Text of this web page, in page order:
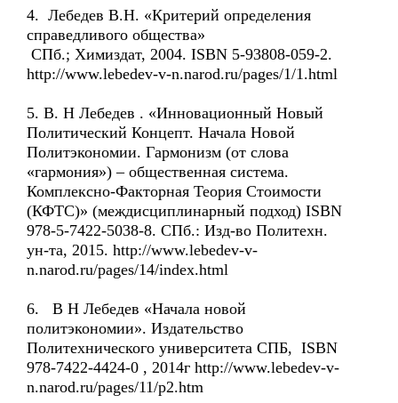
4. Лебедев В.Н. «Критерий определения
справедливого общества»
СПб.; Химиздат, 2004. ISBN 5-93808-059-2.
http://www.lebedev-v-n.narod.ru/pages/1/1.html
5. В. Н Лебедев . «Инновационный Новый
Политический Концепт. Начала Новой
Политэкономии. Гармонизм (от слова
«гармония») – общественная система.
Комплексно-Факторная Теория Стоимости
(КФТС)» (междисциплинарный подход) ISBN
978-5-7422-5038-8. СПб.: Изд-во Политехн.
ун-та, 2015. http://www.lebedev-v-
n.narod.ru/pages/14/index.html
6. В Н Лебедев «Начала новой
политэкономии». Издательство
Политехнического университета СПБ, ISBN
978-7422-4424-0 , 2014г http://www.lebedev-v-
n.narod.ru/pages/11/p2.htm